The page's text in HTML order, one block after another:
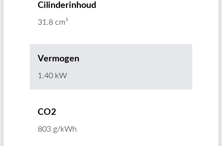
Cilinderinhoud
31.8 cm³
Vermogen
1.40 kW
CO2
803 g/kWh